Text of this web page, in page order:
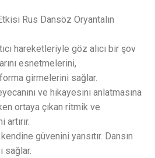
Rus Dansöz Oryantalın
hareketleriyle göz alıcı bir şov
esnetmelerini,
girmelerini sağlar.
ve hikayesini anlatmasına
ortaya çıkan ritmik ve
güvenini yansıtır. Dansın
sağlar.